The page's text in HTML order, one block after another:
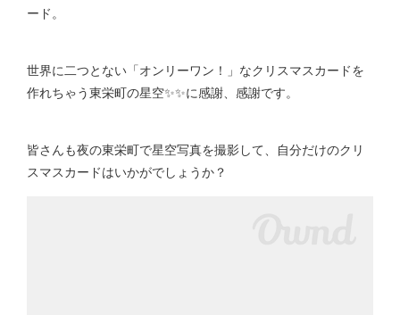
ード。
世界に二つとない「オンリーワン！」なクリスマスカードを
作れちゃう東栄町の星空✨✨に感謝、感謝です。
皆さんも夜の東栄町で星空写真を撮影して、自分だけのクリ
スマスカードはいかがでしょうか？